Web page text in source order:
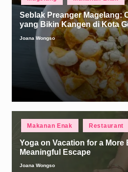
Seblak Preanger Magelang:
yang Bikin Kangen di Kota
Posted
Joana Wongso
Makanan Enak Restaurant
Yoga on Vacation for a More
Meaningful Escape
Posted
Joana Wongso